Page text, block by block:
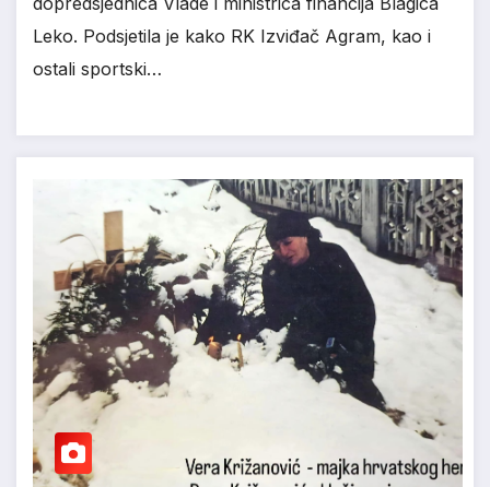
Leko. Podsjetila je kako RK Izviđač Agram, kao i
ostali sportski…